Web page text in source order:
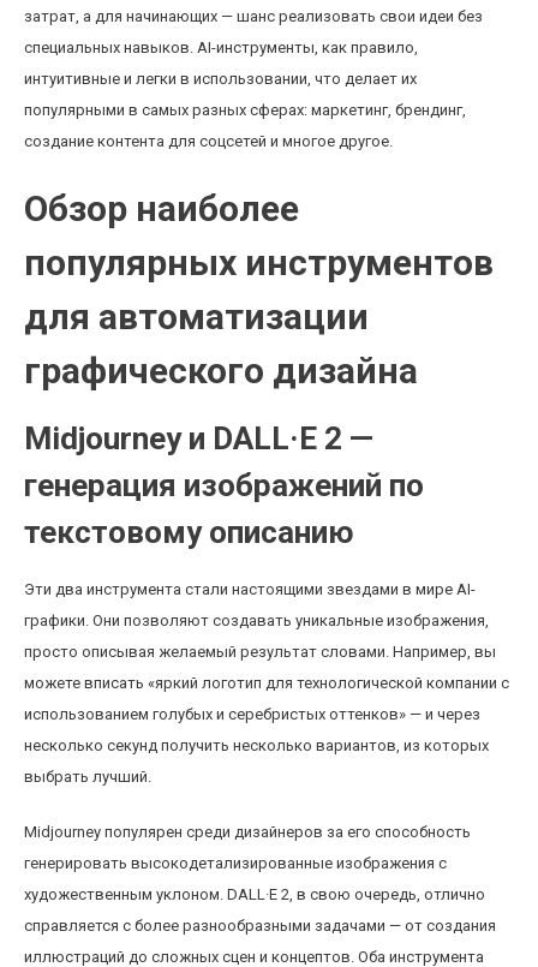
затрат, а для начинающих — шанс реализовать свои идеи без
специальных навыков. AI-инструменты, как правило,
интуитивные и легки в использовании, что делает их
популярными в самых разных сферах: маркетинг, брендинг,
создание контента для соцсетей и многое другое.
Обзор наиболее
популярных инструментов
для автоматизации
графического дизайна
Midjourney и DALL·E 2 —
генерация изображений по
текстовому описанию
Эти два инструмента стали настоящими звездами в мире AI-
графики. Они позволяют создавать уникальные изображения,
просто описывая желаемый результат словами. Например, вы
можете вписать «яркий логотип для технологической компании с
использованием голубых и серебристых оттенков» — и через
несколько секунд получить несколько вариантов, из которых
выбрать лучший.
Midjourney популярен среди дизайнеров за его способность
генерировать высокодетализированные изображения с
художественным уклоном. DALL·E 2, в свою очередь, отлично
справляется с более разнообразными задачами — от создания
иллюстраций до сложных сцен и концептов. Оба инструмента